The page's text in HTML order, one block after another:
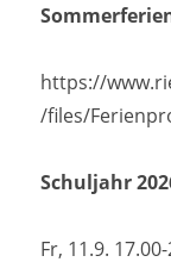
https://
/files/
Schuljahr
Fr, 11.9.